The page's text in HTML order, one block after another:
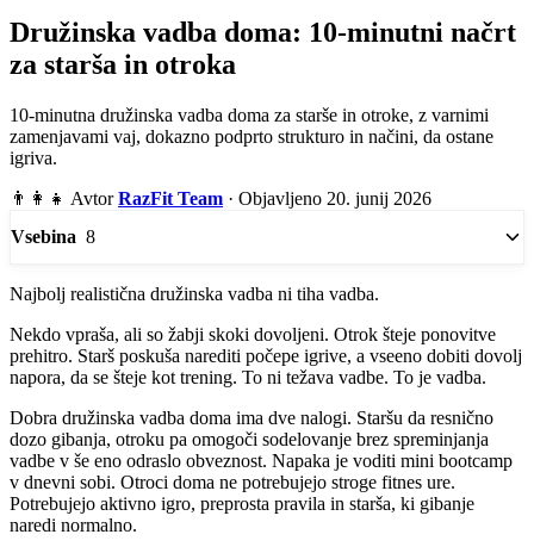
Družinska vadba doma: 10-minutni načrt
za starša in otroka
10-minutna družinska vadba doma za starše in otroke, z varnimi
zamenjavami vaj, dokazno podprto strukturo in načini, da ostane
igriva.
👨‍👩‍👧 AvtorRazFit Team · Objavljeno 20. junij 2026
Vsebina 8
Najbolj realistična družinska vadba ni tiha vadba.
Nekdo vpraša, ali so žabji skoki dovoljeni. Otrok šteje ponovitve
prehitro. Starš poskuša narediti počepe igrive, a vseeno dobiti dovolj
napora, da se šteje kot trening. To ni težava vadbe. To je vadba.
Dobra družinska vadba doma ima dve nalogi. Staršu da resnično
dozo gibanja, otroku pa omogoči sodelovanje brez spreminjanja
vadbe v še eno odraslo obveznost. Napaka je voditi mini bootcamp
v dnevni sobi. Otroci doma ne potrebujejo stroge fitnes ure.
Potrebujejo aktivno igro, preprosta pravila in starša, ki gibanje
naredi normalno.